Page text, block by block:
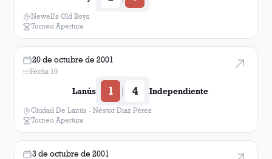
Newell's Old Boys
Torneo Apertura
20 de octubre de 2001
Fecha 10
Lanús 1 | 4 Independiente
Ciudad De Lanús - Néstor Diaz Pérez
Torneo Apertura
3 de octubre de 2001